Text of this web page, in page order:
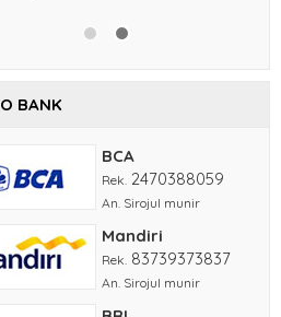
BCA
Rek.2470388059
An. Sirojul munir
Mandiri
Rek.83739373837
An. Sirojul munir